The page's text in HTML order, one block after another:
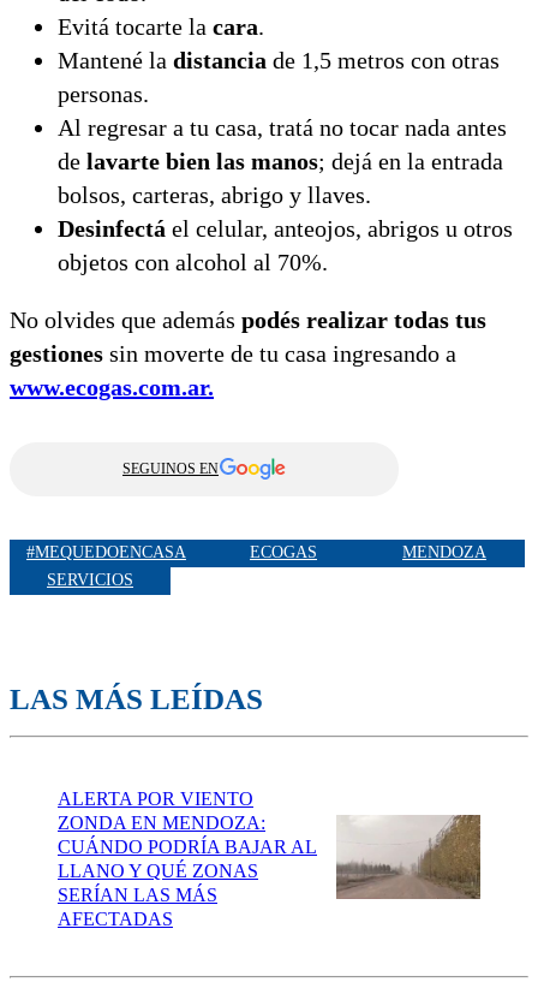
Evitá tocarte la cara.
Mantené la distancia de 1,5 metros con otras
personas.
Al regresar a tu casa, tratá no tocar nada antes
de lavarte bien las manos; dejá en la entrada
bolsos, carteras, abrigo y llaves.
Desinfectá el celular, anteojos, abrigos u otros
objetos con alcohol al 70%.
No olvides que además podés realizar todas tus
gestiones sin moverte de tu casa ingresando a
www.ecogas.com.ar.
SEGUINOS EN
#MEQUEDOENCASA ECOGAS
MENDOZA
SERVICIOS
LAS MÁS LEÍDAS
ALERTA POR VIENTO
ZONDA EN MENDOZA:
CUÁNDO PODRÍA BAJAR AL
LLANO Y QUÉ ZONAS
SERÍAN LAS MÁS
AFECTADAS